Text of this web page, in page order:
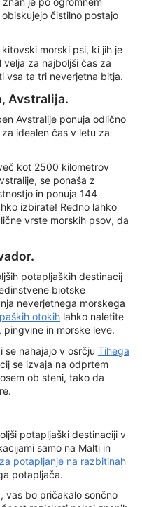
čistilno postajo
morski psi, ki jih je
za najboljši čas za
vsa ta tri neverjetna bitja.
Avstralija.
Avstralije ponuja odlično
idealen čas v letu za
kot 2500 kilometrov
se ponaša z
in ponuja 144
izbirate! Redno lahko
vrste morskih psov, da
potapljaških destinacij
biotske
neverjetnega morskega
otokih lahko naletite
in morske leve.
se nahajajo v osrčju Tihega
se izvaja na odprtem
ob steni, tako da
potapljaški destinaciji v
samo na Malti in
za potapljanje na razbitinah
potapljača.
, vas bo pričakalo sončno